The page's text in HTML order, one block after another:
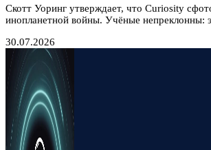
Скотт Уоринг утверждает, что Curiosity
инопланетной войны. Учёные непреклонны:
30.07.2026